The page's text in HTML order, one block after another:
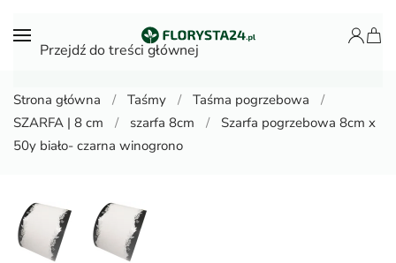
Przejdź do treści głównej
Strona główna Taśmy
Taśma pogrzebowa
SZARFA | 8 cm
szarfa 8cm
Szarfa pogrzebowa 8cm x
50y biało- czarna winogrono